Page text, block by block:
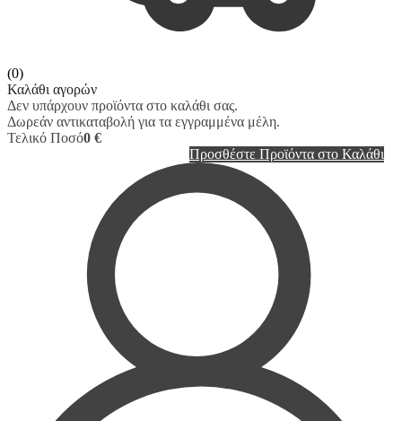
(0)
Καλάθι αγορών
Δεν υπάρχουν προϊόντα στο καλάθι σας.
Δωρεάν αντικαταβολή για τα εγγραμμένα μέλη.
Τελικό Ποσό0 €
Προσθέστε Προϊόντα στο Καλάθι